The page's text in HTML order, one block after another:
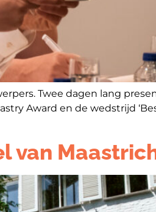
Twee dagen lang
Award en de wedstrijd
van